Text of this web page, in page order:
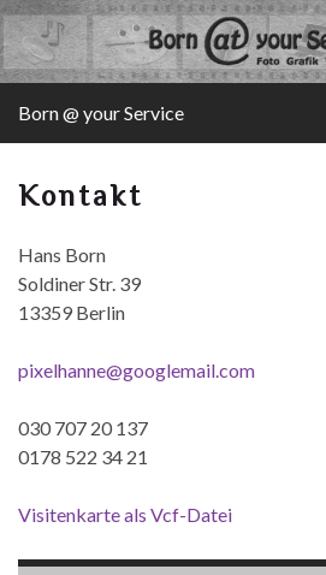
Born @ your Service
Kontakt
Hans Born
Soldiner Str. 39
13359 Berlin
pixelhanne@googlemail.com
030 707 20 137
0178 522 34 21
Visitenkarte als Vcf-Datei